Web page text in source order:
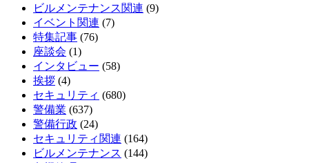
ビルメンテナンス関連 (9)
イベント関連 (7)
特集記事 (76)
座談会 (1)
インタビュー (58)
挨拶 (4)
セキュリティ (680)
警備業 (637)
警備行政 (24)
セキュリティ関連 (164)
ビルメンテナンス (144)